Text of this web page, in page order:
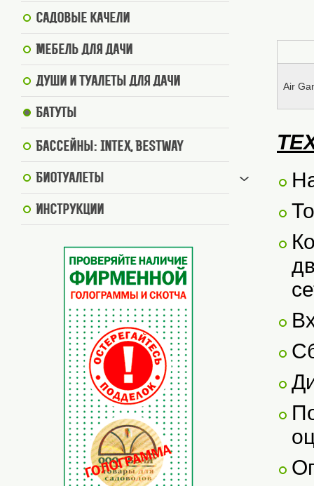
Садовые качели
Мебель для дачи
Души и туалеты для дачи
Батуты
Бассейны: Intex, BestWay
Биотуалеты
Инструкции
Air